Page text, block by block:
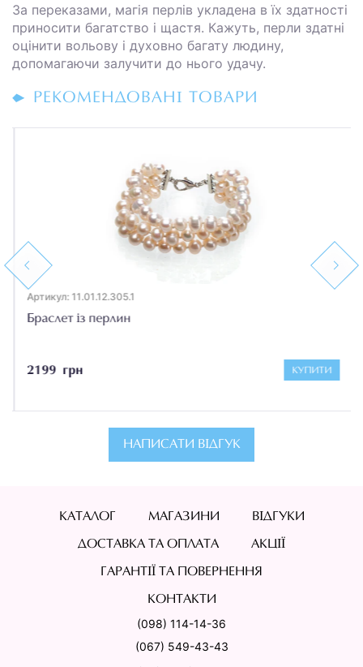
За переказами, магія перлів укладена в їх здатності
приносити багатство і щастя. Кажуть, перли здатні
оцінити вольову і духовно багату людину,
допомагаючи залучити до нього удачу.
РЕКОМЕНДОВАНІ ТОВАРИ
Previous
Артикул: 11.01.12.305.1
Браслет із перлин
2199 грн КУПИТИ
Next
НАПИСАТИ ВІДГУК
КАТАЛОГ МАГАЗИНИ ВІДГУКИ
ДОСТАВКА ТА ОПЛАТА АКЦІЇ
ГАРАНТІЇ ТА ПОВЕРНЕННЯ
КОНТАКТИ
(098) 114-14-36
(067) 549-43-43